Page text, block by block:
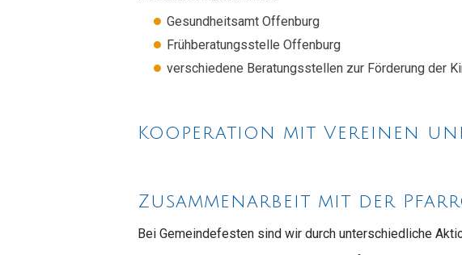
Gesundheitsamt Offenburg
Frühberatungsstelle Offenburg
verschiedene Beratungsstellen zur Förderung der
Kooperation mit Vereinen
Zusammenarbeit mit der
Bei Gemeindefesten sind wir durch unterschiedliche